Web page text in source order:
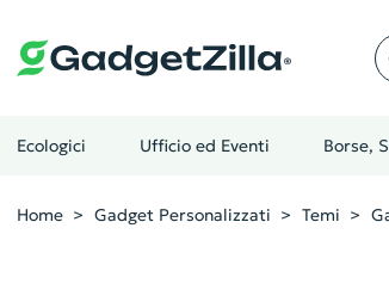
Ecologici Ufficio ed Eventi Borse,
Home Gadget Personalizzati Temi